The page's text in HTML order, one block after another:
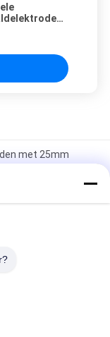
met 25mm
roestvrij staal 38
de Injectienaald